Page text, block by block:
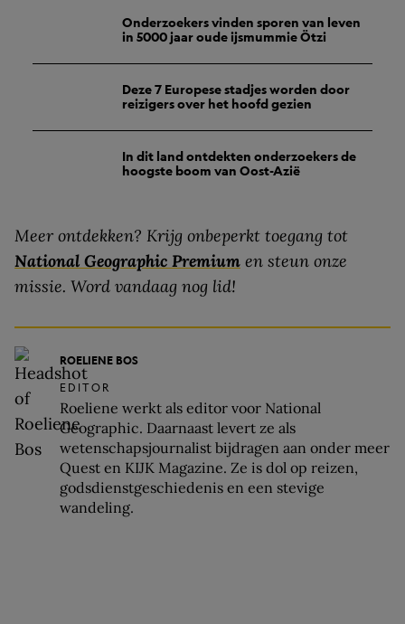
Onderzoekers vinden sporen van leven
in 5000 jaar oude ijsmummie Ötzi
Deze 7 Europese stadjes worden door
reizigers over het hoofd gezien
In dit land ontdekten onderzoekers de
hoogste boom van Oost-Azië
Meer ontdekken? Krijg onbeperkt toegang tot
National Geographic Premium en steun onze
missie. Word vandaag nog lid!
ROELIENE BOS
EDITOR
Roeliene werkt als editor voor National
Geographic. Daarnaast levert ze als
wetenschapsjournalist bijdragen aan onder meer
Quest en KIJK Magazine. Ze is dol op reizen,
godsdienstgeschiedenis en een stevige
wandeling.